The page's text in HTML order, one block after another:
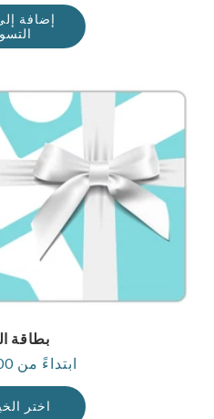
إضافة
بطاقة
ابتداءً من 25,00 يورو
اختر